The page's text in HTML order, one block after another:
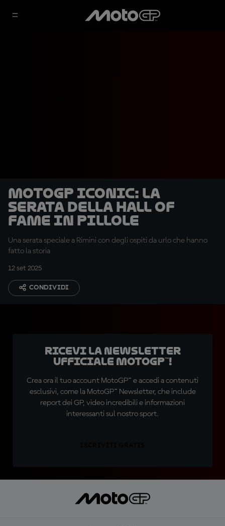
MotoGP Iconic: la
serata della Hall of
Fame in pillole
Una serata speciale a Rimini con degli ospiti da urlo che hanno
fatto la storia
12 set 2025
CONDIVIDI
Ricevi la newsletter
ufficiale MotoGP™!
Crea ora il tuo account MotoGP™ e accedi a contenuti
esclusivi, come la MotoGP™ Newsletter, che include
report dei GP, video incredibili e informazioni
interessanti sul nostro sport.